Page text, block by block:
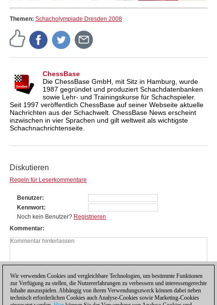
Themen: Schacholympiade Dresden 2008
ChessBase
Die ChessBase GmbH, mit Sitz in Hamburg, wurde
1987 gegründet und produziert Schachdatenbanken
sowie Lehr- und Trainingskurse für Schachspieler.
Seit 1997 veröffentlich ChessBase auf seiner Webseite aktuelle
Nachrichten aus der Schachwelt. ChessBase News erscheint
inzwischen in vier Sprachen und gilt weltweit als wichtigste
Schachnachrichtenseite.
Diskutieren
Regeln für Leserkommentare
Benutzer
Kennwort
Noch kein Benutzer? Registrieren
Kommentar
Wir verwenden Cookies und vergleichbare Technologien, um bestimmte Funktionen
zur Verfügung zu stellen, die Nutzererfahrungen zu verbessern und interessengerechte
Inhalte auszuspielen. Abhängig von ihrem Verwendungszweck können dabei neben
technisch erforderlichen Cookies auch Analyse-Cookies sowie Marketing-Cookies